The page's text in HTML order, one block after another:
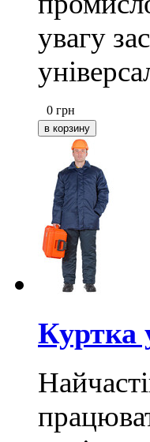
увагу
0 грн
Куртка